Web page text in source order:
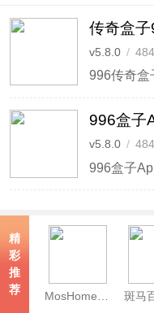
传奇盒
v5.8.0 /
996盒子
v5.8.0 /
精
彩
推
荐
斑马